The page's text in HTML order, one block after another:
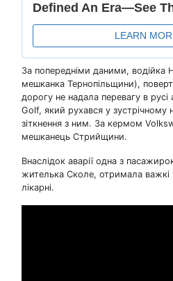
За попередніми даними, водійка
мешканка Тернопільщини),
дорогу не надала перевагу в
Golf, який рухався у зустрічному
зіткнення з ним. За кермом
мешканець Стрийщини.
Внаслідок аварії одна з
жителька Сколе, отримала
лікарні.